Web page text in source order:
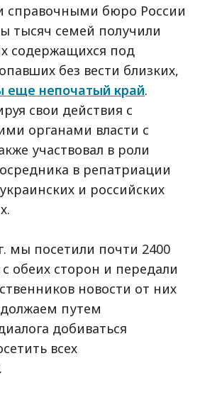
справочными бюро России
тысяч семей получили
содержащихся под
без вести близких,
еще непочатый край.
свои действия с
органами власти с
участвовал в роли
в репатриации
и российских
мы посетили почти 2400
обеих сторон и передали
новости от них
путем
добиваться
всех